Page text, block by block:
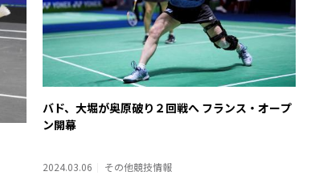
バド、大堀が奥原破り２回戦へ フランス・オープ
ン開幕
2024.03.06 その他競技情報